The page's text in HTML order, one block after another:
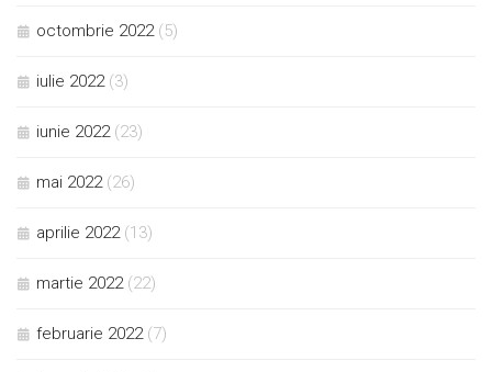
octombrie 2022 (5)
iulie 2022 (3)
iunie 2022 (23)
mai 2022 (26)
aprilie 2022 (13)
martie 2022 (22)
februarie 2022 (7)